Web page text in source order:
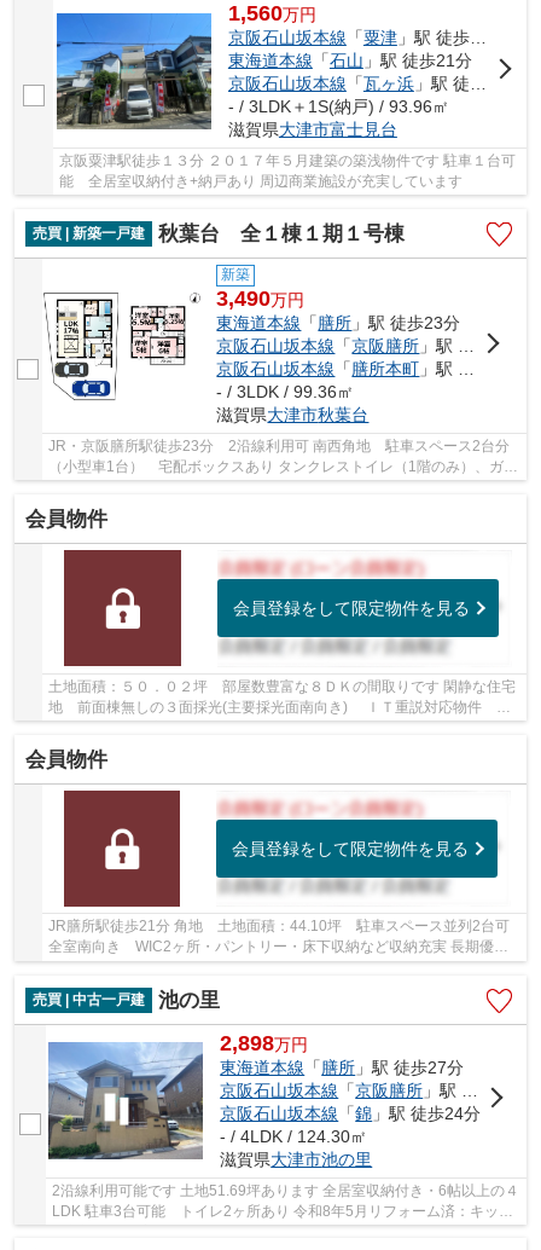
1,560万円
京阪石山坂本線 「粟津」駅 徒歩13分
東海道本線 「石山 」駅 徒歩21分
京阪石山坂本線 「瓦ヶ浜」駅 徒歩16分
- / 3LDK＋1S(納戸) / 93.96㎡
滋賀県大津市富士見台
京阪粟津駅徒歩１３分 ２０１７年５月建築の築浅物件です 駐車１台可
能 全居室収納付き+納戸あり 周辺商業施設が充実しています
売買 | 新築一戸建 秋葉台 全１棟１期１号棟
新築
3,490万円
東海道本線 「膳所 」駅 徒歩23分
京阪石山坂本線 「京阪膳所 」駅 徒歩23分
京阪石山坂本線 「膳所本町 」駅 徒歩19分
- / 3LDK / 99.36㎡
滋賀県大津市秋葉台
JR・京阪膳所駅徒歩23分 2沿線利用可 南西角地 駐車スペース2台分
（小型車1台） 宅配ボックスあり タンクレストイレ（1階のみ）、ガス
会員物件
会員登録をして限定物件を見る
土地面積：５０．０２坪 部屋数豊富な８ＤＫの間取りです 閑静な住宅
地 前面棟無しの３面採光(主要採光面南向き) ＩＴ重説対応物件 駐
車１台可能 空家につき即引渡し可能 ♦２０...
会員物件
会員登録をして限定物件を見る
JR膳所駅徒歩21分 角地 土地面積：44.10坪 駐車スペース並列2台可
全室南向き WIC2ヶ所・パントリー・床下収納など収納充実 長期優良
住宅 フラット35ｓ利用可 生活施設や遊び場が...
売買 | 中古一戸建
池の里
2,898万円
東海道本線 「膳所 」駅 徒歩27分
京阪石山坂本線 「京阪膳所 」駅 徒歩27分
京阪石山坂本線 「錦 」駅 徒歩24分
- / 4LDK / 124.30㎡
滋賀県大津市池の里
2沿線利用可能です 土地51.69坪あります 全居室収納付き・6帖以上の４
LDK 駐車3台可能 トイレ2ヶ所あり 令和8年5月リフォーム済：キッチ
ン新調、全居室クロス張替